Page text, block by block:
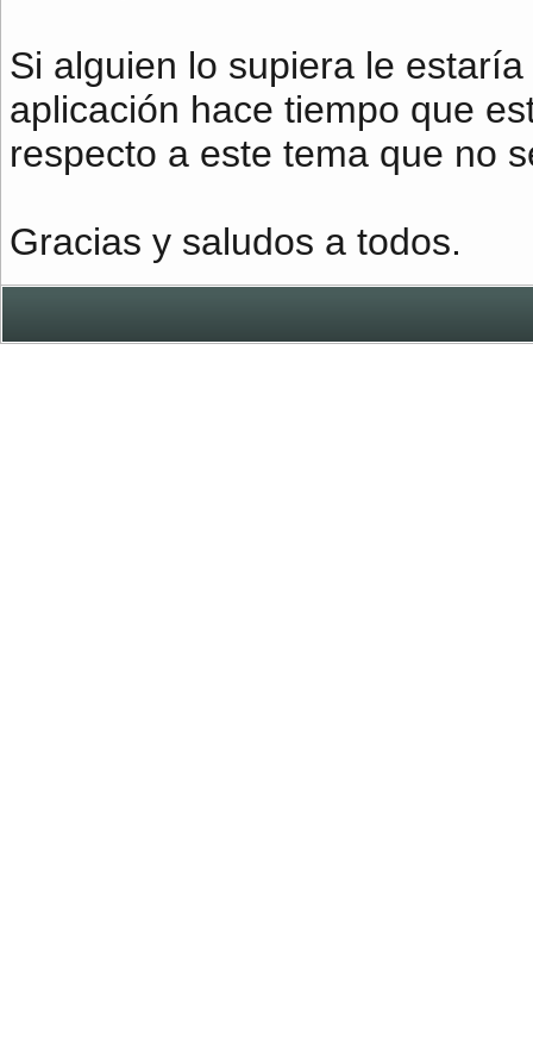
Si alguien lo supiera le
aplicación hace tiempo que
respecto a este tema que no
Gracias y saludos a todos.